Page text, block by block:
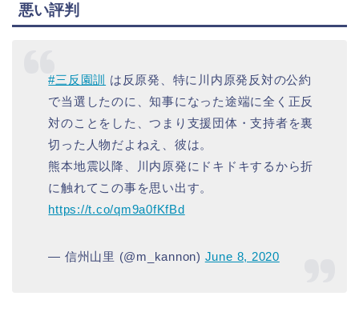
悪い評判
#三反園訓
は反原発、特に川内原発反対の公約
で当選したのに、知事になった途端に全く正反
対のことをした、つまり支援団体・支持者を裏
切った人物だよねえ、彼は。
熊本地震以降、川内原発にドキドキするから折
に触れてこの事を思い出す。
https://t.co/qm9a0fKfBd
— 信州山里 (@m_kannon) June 8, 2020